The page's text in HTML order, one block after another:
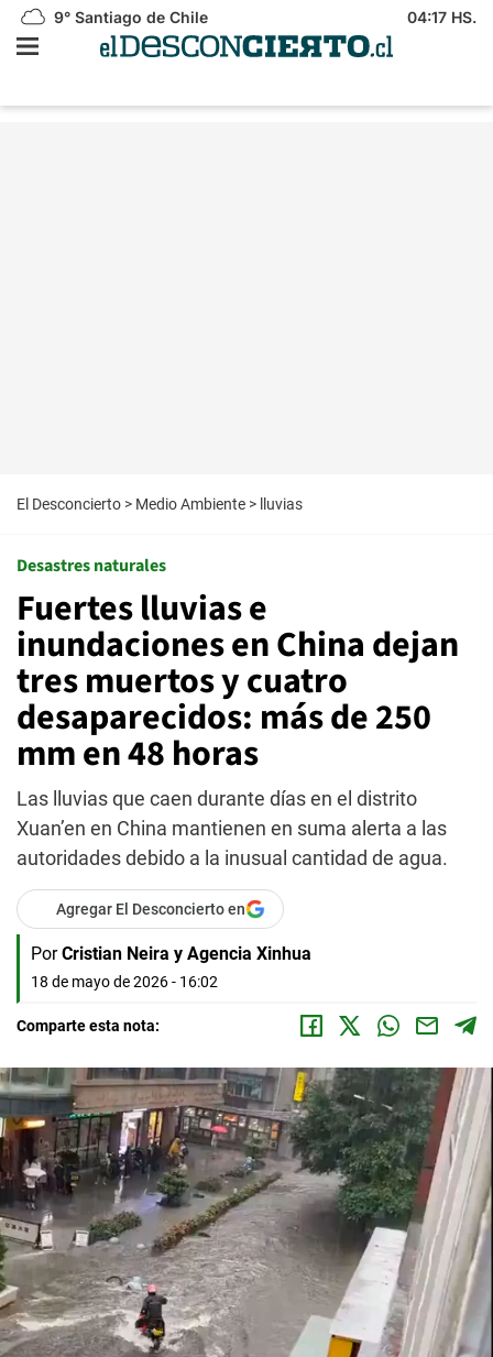
9° Santiago de Chile 04:17 HS.
El Desconcierto > Medio Ambiente > lluvias
Desastres naturales
Fuertes lluvias e
inundaciones en China dejan
tres muertos y cuatro
desaparecidos: más de 250
mm en 48 horas
Las lluvias que caen durante días en el distrito
Xuan’en en China mantienen en suma alerta a las
autoridades debido a la inusual cantidad de agua.
Agregar El Desconcierto en
Por Cristian Neira y Agencia Xinhua
18 de mayo de 2026 - 16:02
Comparte esta nota: